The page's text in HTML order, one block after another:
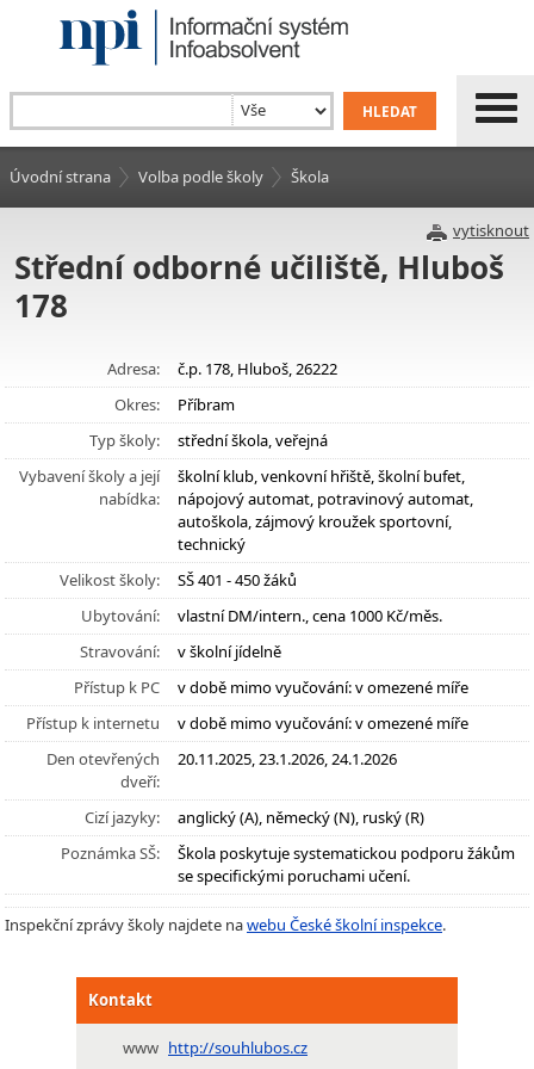
Úvodní strana Volba podle školy Škola
vytisknout
Střední odborné učiliště, Hluboš
178
Adresa:
č.p. 178, Hluboš, 26222
Okres:
Příbram
Typ školy:
střední škola, veřejná
Vybavení školy a její
nabídka:
školní klub, venkovní hřiště, školní bufet,
nápojový automat, potravinový automat,
autoškola, zájmový kroužek sportovní,
technický
Velikost školy:
SŠ 401 - 450 žáků
Ubytování:
vlastní DM/intern., cena 1000 Kč/měs.
Stravování:
v školní jídelně
Přístup k PC
v době mimo vyučování: v omezené míře
Přístup k internetu
v době mimo vyučování: v omezené míře
Den otevřených
dveří:
20.11.2025, 23.1.2026, 24.1.2026
Cizí jazyky:
anglický (A), německý (N), ruský (R)
Poznámka SŠ:
Škola poskytuje systematickou podporu žákům
se specifickými poruchami učení.
Inspekční zprávy školy najdete nawebu České školní inspekce.
Kontakt
www http://souhlubos.cz